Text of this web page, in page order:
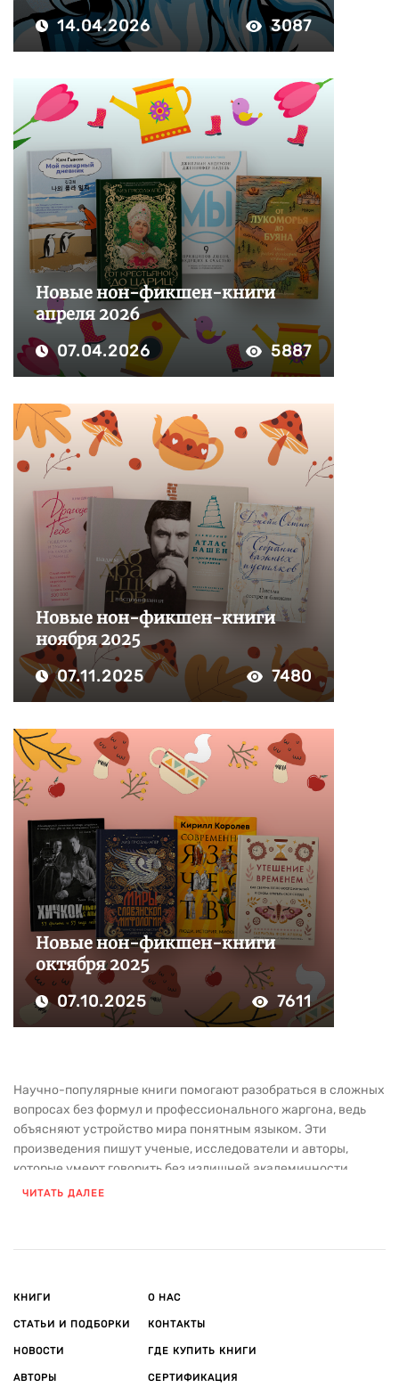
14.04.2026 3087
Новые нон-фикшен-книги
апреля 2026
07.04.2026 5887
Новые нон-фикшен-книги
ноября 2025
07.11.2025 7480
Новые нон-фикшен-книги
октября 2025
07.10.2025 7611
Научно-популярные книги помогают разобраться в сложных
вопросах без формул и профессионального жаргона, ведь
объясняют устройство мира понятным языком. Эти
произведения пишут ученые, исследователи и авторы,
которые умеют говорить без излишней академичности.
В каталоге издательства «Азбука» собрана литература,
Научпоп — это не учебник и не развлекательное чтение в
чистом виде. Жанр занимает особое место между этими
форматами, потому что:
ЧИТАТЬ ДАЛЕЕ
КНИГИ
СТАТЬИ И ПОДБОРКИ
НОВОСТИ
АВТОРЫ
О НАС
КОНТАКТЫ
ГДЕ КУПИТЬ КНИГИ
СЕРТИФИКАЦИЯ